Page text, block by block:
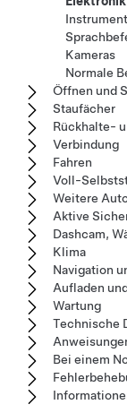
Kameras
Normale
Öffnen und
Staufächer
Rückhalte-
Verbindung
Fahren
Voll-
Weitere
Aktive
Dashcam,
Klima
Navigation
Aufladen
Wartung
Technische
Bei einem